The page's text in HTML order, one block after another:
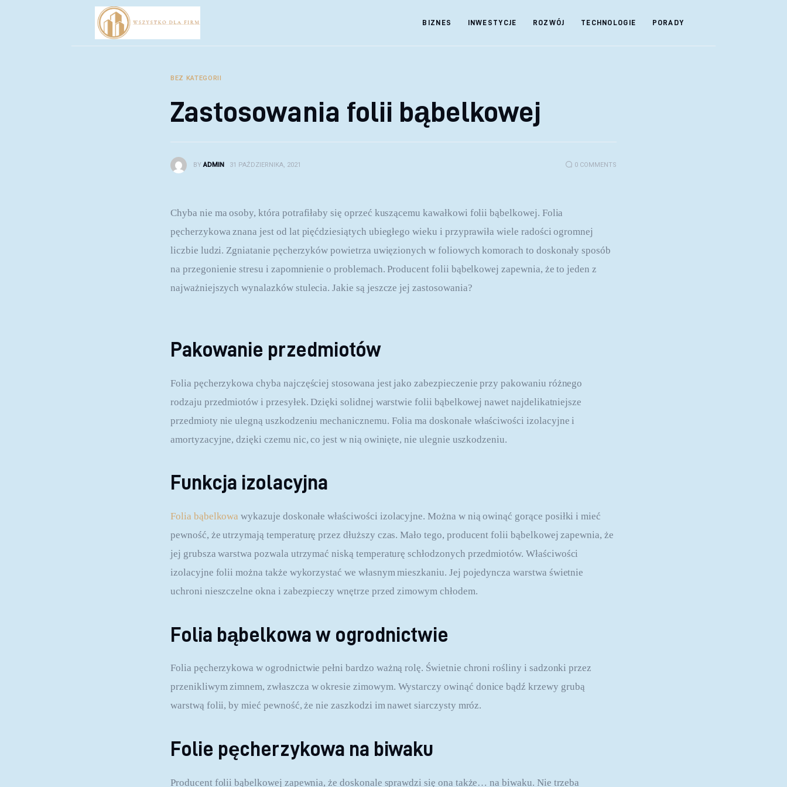
BIZNES INWESTYCJE ROZWÓJ TECHNOLOGIE PORADY
BEZ KATEGORII
Zastosowania folii bąbelkowej
BY ADMIN 31 PAŹDZIERNIKA, 2021 0 COMMENTS
Chyba nie ma osoby, która potrafiłaby się oprzeć kuszącemu kawałkowi folii bąbelkowej. Folia
pęcherzykowa znana jest od lat pięćdziesiątych ubiegłego wieku i przyprawiła wiele radości ogromnej
liczbie ludzi. Zgniatanie pęcherzyków powietrza uwięzionych w foliowych komorach to doskonały sposób
na przegonienie stresu i zapomnienie o problemach. Producent folii bąbelkowej zapewnia, że to jeden z
najważniejszych wynalazków stulecia. Jakie są jeszcze jej zastosowania?
Pakowanie przedmiotów
Folia pęcherzykowa chyba najczęściej stosowana jest jako zabezpieczenie przy pakowaniu różnego
rodzaju przedmiotów i przesyłek. Dzięki solidnej warstwie folii bąbelkowej nawet najdelikatniejsze
przedmioty nie ulegną uszkodzeniu mechanicznemu. Folia ma doskonałe właściwości izolacyjne i
amortyzacyjne, dzięki czemu nic, co jest w nią owinięte, nie ulegnie uszkodzeniu.
Funkcja izolacyjna
Folia bąbelkowa wykazuje doskonałe właściwości izolacyjne. Można w nią owinąć gorące posiłki i mieć
pewność, że utrzymają temperaturę przez dłuższy czas. Mało tego, producent folii bąbelkowej zapewnia, że
jej grubsza warstwa pozwala utrzymać niską temperaturę schłodzonych przedmiotów. Właściwości
izolacyjne folii można także wykorzystać we własnym mieszkaniu. Jej pojedyncza warstwa świetnie
uchroni nieszczelne okna i zabezpieczy wnętrze przed zimowym chłodem.
Folia bąbelkowa w ogrodnictwie
Folia pęcherzykowa w ogrodnictwie pełni bardzo ważną rolę. Świetnie chroni rośliny i sadzonki przez
przenikliwym zimnem, zwłaszcza w okresie zimowym. Wystarczy owinąć donice bądź krzewy grubą
warstwą folii, by mieć pewność, że nie zaszkodzi im nawet siarczysty mróz.
Folie pęcherzykowa na biwaku
Producent folii bąbelkowej zapewnia, że doskonale sprawdzi się ona także… na biwaku. Nie trzeba